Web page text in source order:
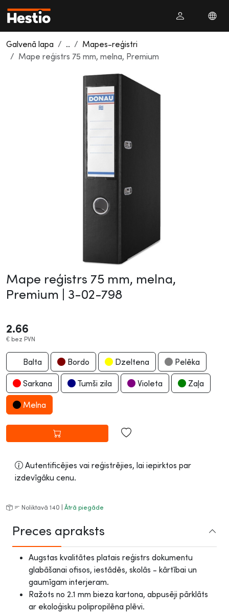
Galvenā lapa ..
Mapes-reģistri
Mape reģistrs 75 mm, melna, Premium
Mape reģistrs 75 mm, melna,
Premium | 3-02-798
2.66
€ bez PVN
Balta Bordo Dzeltena Pelēka
Sarkana Tumši zila Violeta Zaļa
Melna
Autentificējies vai reģistrējies, lai iepirktos par
izdevīgāku cenu.
Noliktavā 140 | Ātrā piegāde
Preces apraksts
Augstas kvalitātes platais reģistrs dokumentu
glabāšanai ofisos, iestādēs, skolās - kārtībai un
gaumīgam interjeram.
Ražots no 2.1 mm bieza kartona, abpusēji pārklāts
ar ekoloģisku polipropilēna plēvi.